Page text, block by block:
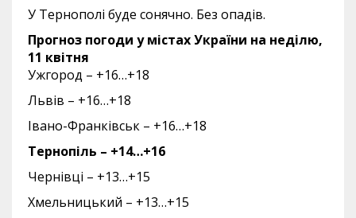
У Тернополі буде сонячно. Без опадів.
Прогноз погоди у містах України на неділю,
11 квітня
Ужгород – +16…+18
Львів – +16…+18
Івано-Франківськ – +16…+18
Тернопіль – +14…+16
Чернівці – +13…+15
Хмельницький – +13…+15